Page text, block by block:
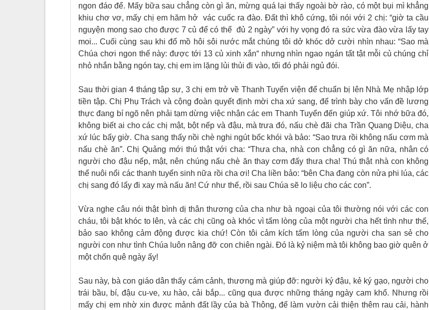
ngon đáo để. Mấy bữa sau chẳng còn gì ăn, mừng quá lại thấy ngoài bờ rào, có một bụi mì khẳng
khiu chơ vơ, mấy chị em hăm hở vác cuốc ra đào. Đất thì khô cứng, tôi nói với 2 chị: “giờ ta cầu
nguyện mong sao cho được 7 củ để có thể đủ 2 ngày” với hy vọng đó ra sức vừa đào vừa lấy tay
moi... Cuối cùng sau khi đổ mồ hôi sôi nước mắt chúng tôi dở khóc dở cười nhìn nhau: “Sao mà
Chúa chơi ngon thế này: được tới 13 củ xinh xắn“ nhưng nhìn ngao ngán tất tật mỗi củ chúng chỉ
nhỏ nhắn bằng ngón tay, chị em im lặng lủi thủi đi vào, tối đó phải ngủ đói.
Sau thời gian 4 tháng tập sự, 3 chị em trở về Thanh Tuyển viện để chuẩn bị lên Nhà Mẹ nhập lớp
tiền tập. Chị Phụ Trách và cộng đoàn quyết định mời cha xứ sang, để trình bày cho vấn đề lương
thực đang bí ngõ nên phải tạm dừng việc nhận các em Thanh Tuyển đến giúp xứ. Tôi nhớ bữa đó,
không biết ai cho các chị mật, bột nếp và đậu, mà trưa đó, nấu chè đãi cha Trần Quang Diệu, cha
xứ lúc bấy giờ. Cha sang thấy nồi chè nghi ngút bốc khói và bảo: “Sao trưa rồi không nấu cơm mà
nấu chè ăn”. Chị Quảng mới thú thật với cha: “Thưa cha, nhà con chẳng có gì ăn nữa, nhân có
người cho đậu nếp, mật, nên chúng nấu chè ăn thay cơm đấy thưa cha! Thú thật nhà con không
thể nuôi nổi các thanh tuyển sinh nữa rồi cha ơi! Cha liền bảo: “bên Cha đang còn nửa phi lúa, các
chị sang đó lấy đi xay mà nấu ăn! Cứ như thế, rồi sau Chúa sẽ lo liệu cho các con”.
Vừa nghe câu nói thật bình dị thân thương của cha như bà ngoại của tôi thường nói với các con
cháu, tôi bật khóc to lên, và các chị cũng oà khóc vì tấm lòng của một người cha hết tình như thế,
bảo sao không cảm động được kia chứ! Còn tôi cảm kích tấm lòng của người cha san sẻ cho
người con như tình Chúa luôn nâng đỡ con chiên ngài. Đó là kỷ niệm mà tôi không bao giờ quên ở
một chốn quê ngày ấy!
Sau này, bà con giáo dân thấy cám cảnh, thương mà giúp đỡ: người ký đậu, kẻ ký gạo, người cho
trái bầu, bí, đậu cu-ve, xu hào, cải bắp... cũng qua được những tháng ngày cam khổ. Nhưng rồi
mấy chị em nhờ xin được mảnh đất lầy của bà Thông, để làm vườn cải thiện thêm rau cải, hành